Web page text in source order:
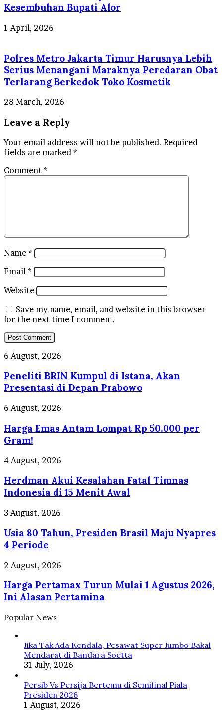
Kesembuhan Bupati Alor
1 April, 2026
Polres Metro Jakarta Timur Harusnya Lebih
Serius Menangani Maraknya Peredaran Obat
Terlarang Berkedok Toko Kosmetik
28 March, 2026
Leave a Reply
Your email address will not be published. Required
fields are marked *
Comment *
Name *
Email *
Website
Save my name, email, and website in this browser
for the next time I comment.
Peneliti
Kumpul
di
Istana,
Akan
Presentasi
di
Depan
Prabowo
6 August, 2026
Peneliti BRIN Kumpul di Istana, Akan
Presentasi di Depan Prabowo
Harga
Antam
Lompat
Rp
50.000
Gram!
6 August, 2026
Harga Emas Antam Lompat Rp 50.000 per
Gram!
Herdman
Kesalahan
Fatal
Timnas
Indonesia
15
Menit
Awal
4 August, 2026
Herdman Akui Kesalahan Fatal Timnas
Indonesia di 15 Menit Awal
Usia
Tahun,
Presiden
Brasil
Maju
Nyapres
4
Periode
3 August, 2026
Usia 80 Tahun, Presiden Brasil Maju Nyapres
4 Periode
Harga
Turun
Mulai
1
Agustus
2026,
Alasan
Pertamina
2 August, 2026
Harga Pertamax Turun Mulai 1 Agustus 2026,
Ini Alasan Pertamina
Popular News
Jika Tak Ada Kendala, Pesawat Super Jumbo Bakal
Mendarat di Bandara Soetta
31 July, 2026
Persib Vs Persija Bertemu di Semifinal Piala
Presiden 2026
1 August, 2026